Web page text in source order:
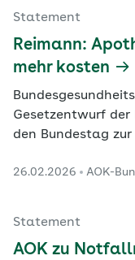
Statement
Reimann:
mehr kosten
Gesetzentwurf
den Bundestag
26.02.2026 AOK-
Statement
AOK zu